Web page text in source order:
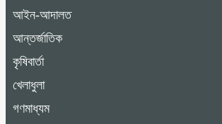
আইন-আদালত
আন্তর্জাতিক
কৃষিবার্তা
খেলাধুলা
গণমাধ্যম